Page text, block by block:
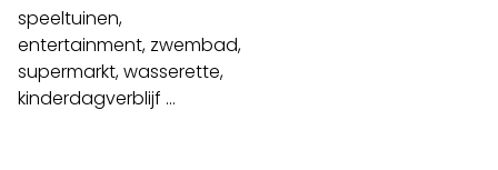
speeltuinen,
entertainment, zwembad,
supermarkt, wasserette,
kinderdagverblijf …